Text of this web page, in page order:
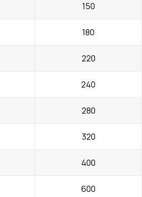
150
180
220
240
280
320
400
600